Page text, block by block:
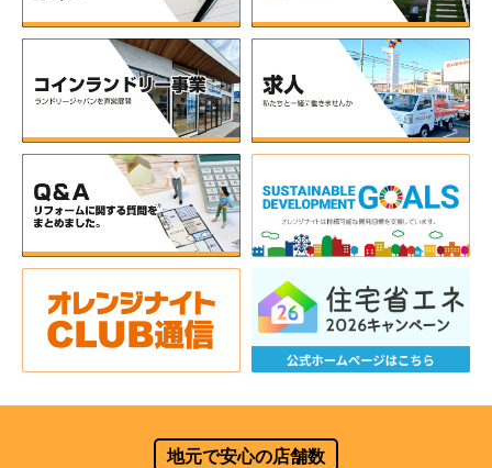
地元で安心の店舗数